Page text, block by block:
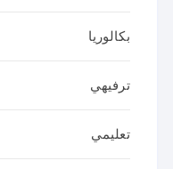
بكالوريا
ترفيهي
تعليمي